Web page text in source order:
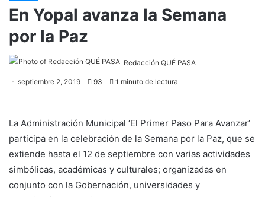
En Yopal avanza la Semana
por la Paz
Redacción QUÉ PASA
septiembre 2, 2019 93 1 minuto de lectura
La Administración Municipal ‘El Primer Paso Para Avanzar’
participa en la celebración de la Semana por la Paz, que se
extiende hasta el 12 de septiembre con varias actividades
simbólicas, académicas y culturales; organizadas en
conjunto con la Gobernación, universidades y